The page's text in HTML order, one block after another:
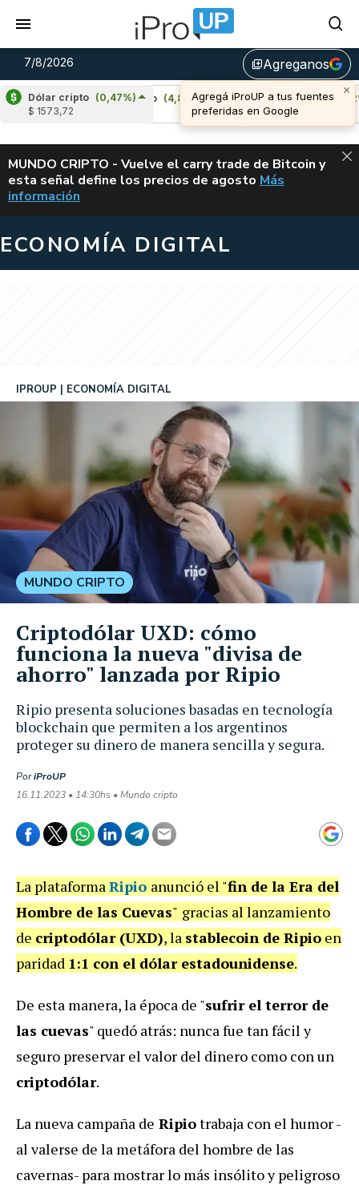
7/8/2026 library_addAgreganos
Dólar cripto (0,47%)
$ 1573,72
Cardano (4,88%)
Avalanche
(1,32%)
u$s 6,49
ALERTA
MUNDO CRIPTO - Vuelve el carry trade de Bitcoin y
esta señal define los precios de agosto VUELVE EL
Más
información
ECONOMÍA DIGITAL
Ripio presenta soluciones basadas en tecnología
blockchain que permiten a los argentinos
proteger su dinero de manera sencilla y segura.
IPROUP ECONOMÍA DIGITAL
PoriProUP
16.11.2023 • 14:30hs • Mundo cripto
MUNDO CRIPTO
Criptodólar UXD: cómo
funciona la nueva "divisa de
ahorro" lanzada por Ripio
La plataformaRipio anunció el "fin de la Era del
Hombre de las Cuevas" gracias al lanzamiento
de criptodólar (UXD), la stablecoin de Ripio en
paridad 1:1 con el dólar estadounidense.
De esta manera, la época de "sufrir el terror de
las cuevas" quedó atrás: nunca fue tan fácil y
seguro preservar el valor del dinero como con un
criptodólar.
La nueva campaña de Ripiotrabaja con el humor -
al valerse de la metáfora del hombre de las
cavernas- para mostrar lo más insólito y peligroso